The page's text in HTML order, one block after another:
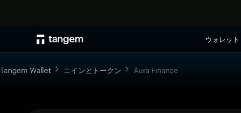
ウォレット
Tangem Wallet コインとトークン Aura Finance